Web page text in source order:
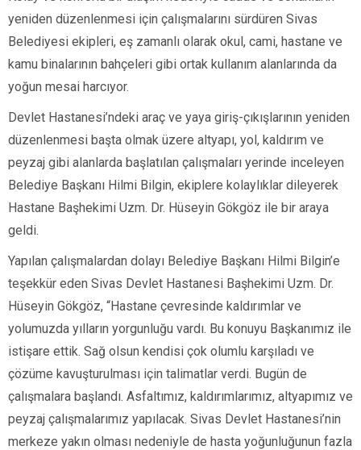
yeniden düzenlenmesi için çalışmalarını sürdüren Sivas
Belediyesi ekipleri, eş zamanlı olarak okul, cami, hastane ve
kamu binalarının bahçeleri gibi ortak kullanım alanlarında da
yoğun mesai harcıyor.
Devlet Hastanesi’ndeki araç ve yaya giriş-çıkışlarının yeniden
düzenlenmesi başta olmak üzere altyapı, yol, kaldırım ve
peyzaj gibi alanlarda başlatılan çalışmaları yerinde inceleyen
Belediye Başkanı Hilmi Bilgin, ekiplere kolaylıklar dileyerek
Hastane Başhekimi Uzm. Dr. Hüseyin Gökgöz ile bir araya
geldi.
Yapılan çalışmalardan dolayı Belediye Başkanı Hilmi Bilgin’e
teşekkür eden Sivas Devlet Hastanesi Başhekimi Uzm. Dr.
Hüseyin Gökgöz, “Hastane çevresinde kaldırımlar ve
yolumuzda yılların yorgunluğu vardı. Bu konuyu Başkanımız ile
istişare ettik. Sağ olsun kendisi çok olumlu karşıladı ve
çözüme kavuşturulması için talimatlar verdi. Bugün de
çalışmalara başlandı. Asfaltımız, kaldırımlarımız, altyapımız ve
peyzaj çalışmalarımız yapılacak. Sivas Devlet Hastanesi’nin
merkeze yakın olması nedeniyle de hasta yoğunluğunun fazla